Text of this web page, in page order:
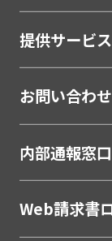
職域営業支援
学校・教育機関
メーカー・製
販売代理店営
提供サービ
お問い合わせ
内部通報窓口
Web請求書